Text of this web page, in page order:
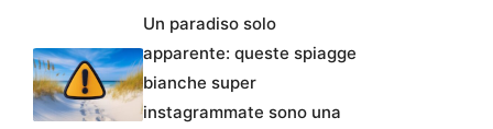
Un paradiso solo
apparente: queste spiagge
bianche super
instagrammate sono una